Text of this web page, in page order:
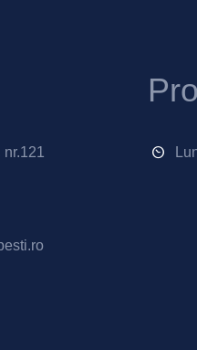
nr.121